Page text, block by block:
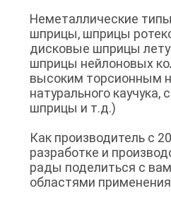
НОВОСТИ
СПРОСИТЕ
ЦИТАТУ
OFFICIAL
WEBSITE
Неметаллические
шприцы, шприцы
дисковые шприцы
шприцы нейлоновых
высоким торсионным
натурального каучука,
шприцы и т.д.)
Как производитель с
разработке и
рады поделиться с
областями